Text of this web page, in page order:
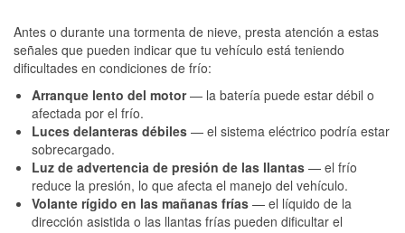
Antes o durante una tormenta de nieve, presta atención a estas
señales que pueden indicar que tu vehículo está teniendo
dificultades en condiciones de frío:
Arranque lento del motor— la batería puede estar débil o
afectada por el frío.
Luces delanteras débiles — el sistema eléctrico podría estar
sobrecargado.
Luz de advertencia de presión de las llantas — el frío
reduce la presión, lo que afecta el manejo del vehículo.
Volante rígido en las mañanas frías — el líquido de la
dirección asistida o las llantas frías pueden dificultar el